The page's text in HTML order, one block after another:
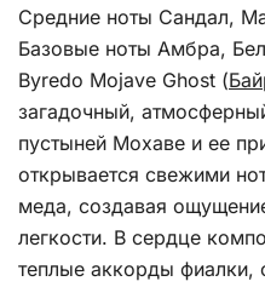
Средние ноты Сандал,
Базовые ноты Амбра,
Byredo Mojave Ghost (
загадочный,
пустыней Мохаве и ее
открывается свежими
меда, создавая
легкости. В сердце
теплые аккорды фиалки,